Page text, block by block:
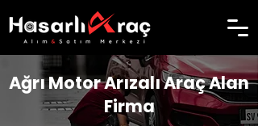
Ağrı Motor Arızalı Araç Alan
Firma